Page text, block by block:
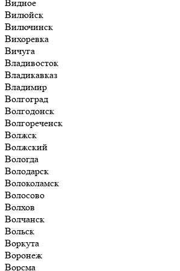
Видное
Вилюйск
Вилючинск
Вихоревка
Вичуга
Владивосток
Владикавказ
Владимир
Волгоград
Волгодонск
Волгореченск
Волжск
Волжский
Вологда
Володарск
Волоколамск
Волосово
Волхов
Волчанск
Вольск
Воркута
Воронеж
Ворсма